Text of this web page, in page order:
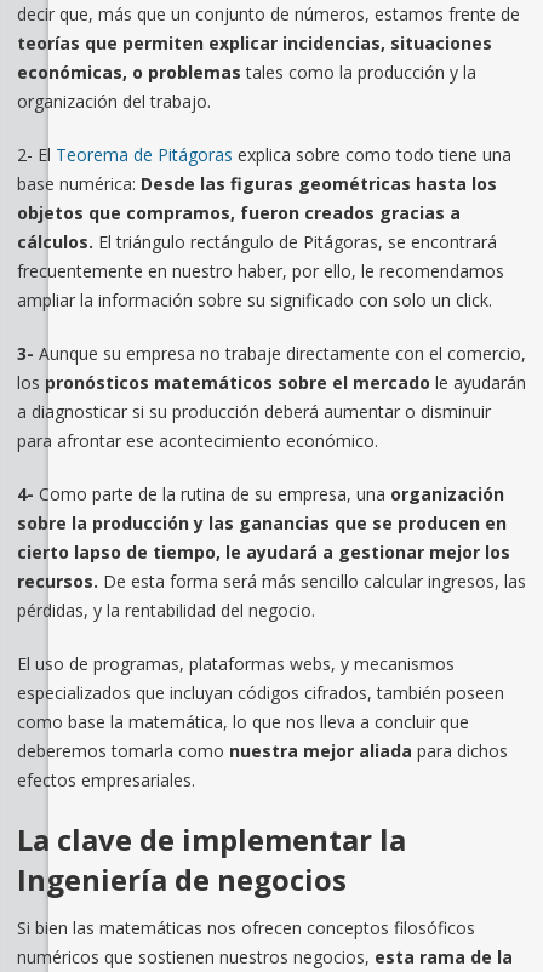
decir que, más que un conjunto de números, estamos frente de
teorías que permiten explicar incidencias, situaciones
económicas, o problemas tales como la producción y la
organización del trabajo.
2- El Teorema de Pitágoras explica sobre como todo tiene una
base numérica: Desde las figuras geométricas hasta los
objetos que compramos, fueron creados gracias a
cálculos. El triángulo rectángulo de Pitágoras, se encontrará
frecuentemente en nuestro haber, por ello, le recomendamos
ampliar la información sobre su significado con solo un click.
3- Aunque su empresa no trabaje directamente con el comercio,
los pronósticos matemáticos sobre el mercado le ayudarán
a diagnosticar si su producción deberá aumentar o disminuir
para afrontar ese acontecimiento económico.
4- Como parte de la rutina de su empresa, una organización
sobre la producción y las ganancias que se producen en
cierto lapso de tiempo, le ayudará a gestionar mejor los
recursos. De esta forma será más sencillo calcular ingresos, las
pérdidas, y la rentabilidad del negocio.
El uso de programas, plataformas webs, y mecanismos
especializados que incluyan códigos cifrados, también poseen
como base la matemática, lo que nos lleva a concluir que
deberemos tomarla como nuestra mejor aliada para dichos
efectos empresariales.
La clave de implementar la
Ingeniería de negocios
Si bien las matemáticas nos ofrecen conceptos filosóficos
numéricos que sostienen nuestros negocios, esta rama de la